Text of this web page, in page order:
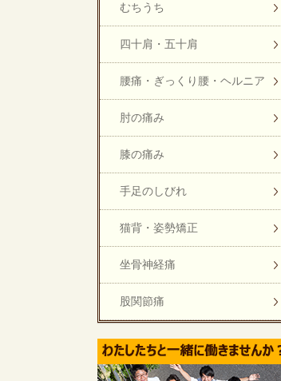
むちうち
四十肩・五十肩
腰痛・ぎっくり腰・ヘルニア
肘の痛み
膝の痛み
手足のしびれ
猫背・姿勢矯正
坐骨神経痛
股関節痛